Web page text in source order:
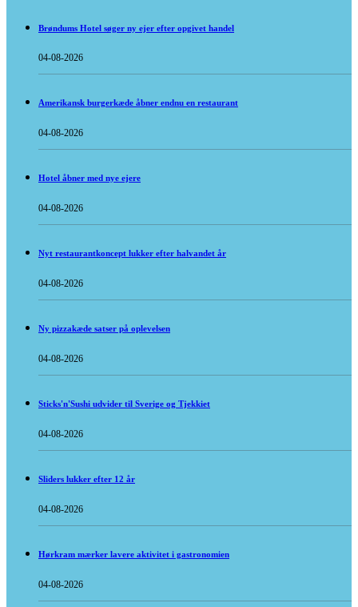
Brøndums Hotel søger ny ejer efter opgivet handel
04-08-2026
Amerikansk burgerkæde åbner endnu en restaurant
04-08-2026
Hotel åbner med nye ejere
04-08-2026
Nyt restaurantkoncept lukker efter halvandet år
04-08-2026
Ny pizzakæde satser på oplevelsen
04-08-2026
Sticks'n'Sushi udvider til Sverige og Tjekkiet
04-08-2026
Sliders lukker efter 12 år
04-08-2026
Hørkram mærker lavere aktivitet i gastronomien
04-08-2026